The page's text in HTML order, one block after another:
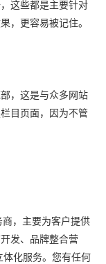
这些都是主要针对
，更容易被记住。
，这是与众多网站
目页面，因为不管
，主要为客户提供
发、品牌整合营
化服务。您有任何